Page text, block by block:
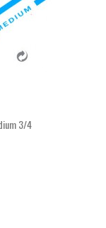
3/4